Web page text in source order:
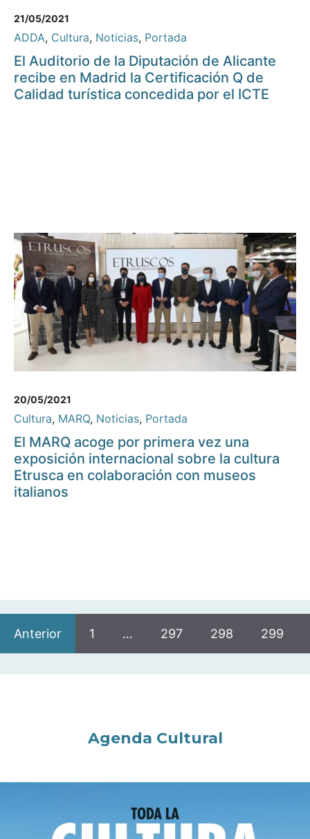
21/05/2021
ADDA, Cultura, Noticias, Portada
El Auditorio de la Diputación de Alicante
recibe en Madrid la Certificación Q de
Calidad turística concedida por el ICTE
20/05/2021
Cultura, MARQ, Noticias, Portada
El MARQ acoge por primera vez una
exposición internacional sobre la cultura
Etrusca en colaboración con museos
italianos
Anterior 1 … 297 298 299
Agenda Cultural